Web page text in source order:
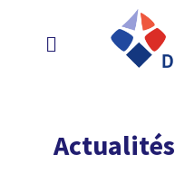
Actualités